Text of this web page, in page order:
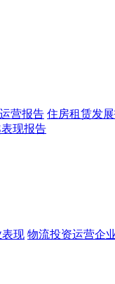
营报告 住房租赁发
现报告
表现 物流投资运营企